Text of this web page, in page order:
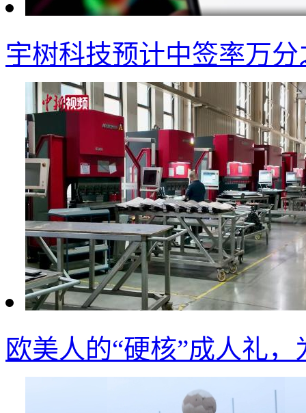
宇树科技预计中签率万
欧美人的“硬核”成人礼